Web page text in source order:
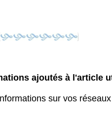
ajoutés à l'article
sur vos